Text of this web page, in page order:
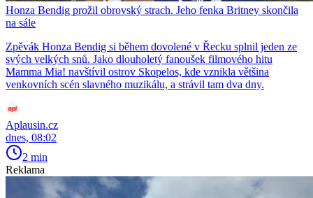
Honza Bendig prožil obrovský strach. Jeho fenka Britney skončila
na sále
Zpěvák Honza Bendig si během dovolené v Řecku splnil jeden ze
svých velkých snů. Jako dlouholetý fanoušek filmového hitu
Mamma Mia! navštívil ostrov Skopelos, kde vznikla většina
venkovních scén slavného muzikálu, a strávil tam dva dny.
Aplausin.cz
dnes, 08:02
2 min
Reklama